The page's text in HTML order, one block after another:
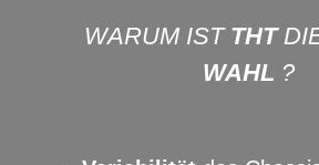
WARUM IST THT
WAHL ?